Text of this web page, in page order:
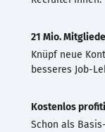
21 Mio.
Knüpf neue
besseres Job-
Kostenlos
Schon als